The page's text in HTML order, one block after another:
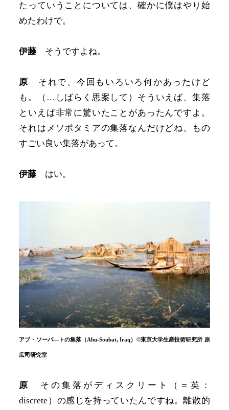
たっていうことについては、確かに僕はやり始
めたわけで。
伊藤 そうですよね。
原
それで、今回もいろいろ何かあったけど
も。（…しばらく思案して）そういえば、集落
といえば非常に驚いたことがあったんですよ。
それはメソポタミアの集落なんだけどね、もの
すごい良い集落があって。
伊藤 はい。
アブ・ソーバ―トの集落（Abu-Soubat, Iraq）©東京大学生産技術研究所 原
広司研究室
原
その集落がディスクリート（＝英：
discrete）の感じを持っていたんですね。離散的